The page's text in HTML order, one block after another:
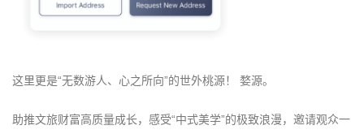
这里更是“无数游人、心之所向”的世外桃源！ 婺源。
助推文旅财富高质量成长，感受“中式美学”的极致浪漫，邀请观众一